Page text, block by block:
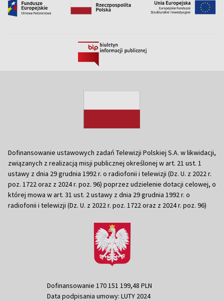
Dofinansowanie ustawowych zadań Telewizji Polskiej S.A. w likwidacji,
związanych z realizacją misji publicznej określonej w art. 21 ust. 1
ustawy z dnia 29 grudnia 1992 r. o radiofonii i telewizji (Dz. U. z 2022 r.
poz. 1722 oraz z 2024 r. poz. 96) poprzez udzielenie dotacji celowej, o
której mowa w art. 31 ust. 2 ustawy z dnia 29 grudnia 1992 r. o
radiofonii i telewizji (Dz. U. z 2022 r. poz. 1722 oraz z 2024 r. poz. 96)
Dofinansowanie 170 151 199,48 PLN
Data podpisania umowy: LUTY 2024